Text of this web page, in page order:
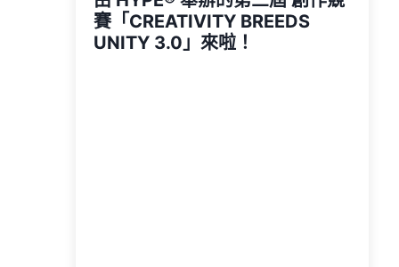
賽「CREATIVITY BREEDS
UNITY 3.0」來啦！